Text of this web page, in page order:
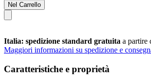
Nel Carrello
Italia: spedizione standard gratuita a partire
Maggiori informazioni su spedizione e
Caratteristiche e proprietà